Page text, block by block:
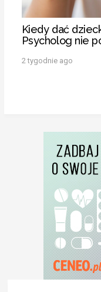
Kiedy dać
Psycholog nie
2 tygodnie ago